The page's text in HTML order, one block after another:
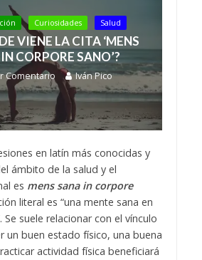
Curiosidades Salud
VIENE LA CITA ‘MENS
CORPORE SANO’?
Comentario Iván Pico
en latín más conocidas y
ámbito de la salud y el
es mens sana in corpore
literal es “una mente sana en
Se suele relacionar con el vínculo
un buen estado físico, una buena
actividad física beneficiará